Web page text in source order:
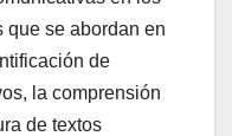
que se abordan en
de
la comprensión
de textos